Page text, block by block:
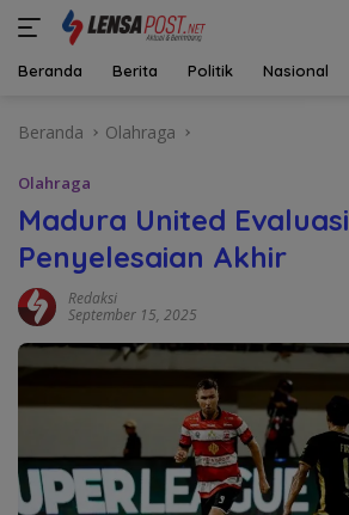
Beranda Berita Politik Nasional
Beranda Olahraga
Olahraga
Madura United Evaluasi
Penyelesaian Akhir
Redaksi
September 15, 2025